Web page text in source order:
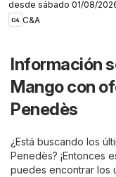
desde sábado 01/08/
C&A
Información
Mango con
Penedès
¿Está buscando los
Penedès? ¡Entonces
puedes encontrar los